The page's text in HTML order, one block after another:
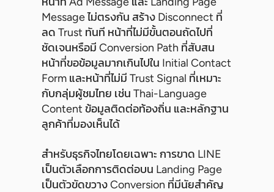
Message ไม่ตรงกัน สร้าง Disconnect ที่
ลด Trust ทันที หน้าที่ไม่มีขั้นตอนถัดไปที่
ชัดเจนหรือมี Conversion Path ที่สับสน
หน้าที่ขอข้อมูลมากเกินไปใน Initial Contact
Form และหน้าที่ไม่มี Trust Signal ที่เหมาะ
กับกลุ่มผู้ชมไทย เช่น Thai-Language
Content ข้อมูลติดต่อท้องถิ่น และหลักฐาน
ลูกค้าที่มองเห็นได้
สำหรับธุรกิจไทยโดยเฉพาะ การขาด LINE
เป็นตัวเลือกการติดต่อบน Landing Page
เป็นตัวขัดขวาง Conversion ที่มีนัยสำคัญ